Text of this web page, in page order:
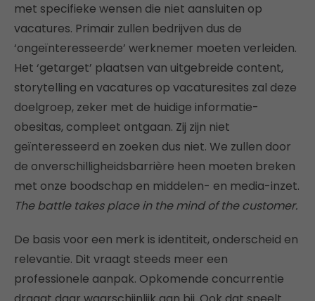
met specifieke wensen die niet aansluiten op
vacatures. Primair zullen bedrijven dus de
‘ongeïnteresseerde’ werknemer moeten verleiden.
Het ‘getarget’ plaatsen van uitgebreide content,
storytelling en vacatures op vacaturesites zal deze
doelgroep, zeker met de huidige informatie-
obesitas, compleet ontgaan. Zij zijn niet
geïnteresseerd en zoeken dus niet. We zullen door
de onverschilligheidsbarrière heen moeten breken
met onze boodschap en middelen- en media-inzet.
The battle takes place in the mind of the customer.
De basis voor een merk is identiteit, onderscheid en
relevantie. Dit vraagt steeds meer een
professionele aanpak. Opkomende concurrentie